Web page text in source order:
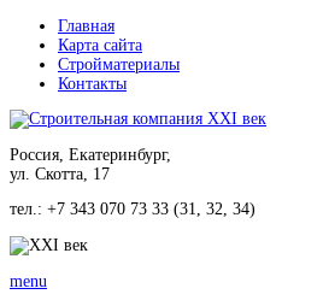
Главная
Карта сайта
Стройматериалы
Контакты
Россия, Екатеринбург,
ул. Скотта, 17
тел.: +7 343 070 73 33 (31, 32, 34)
menu